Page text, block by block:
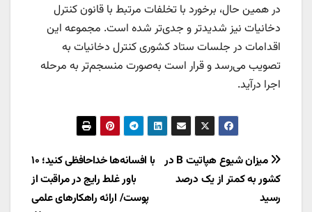
در همین حال، برخورد با تخلفات مرتبط با قانون کنترل
دخانیات نیز شدیدتر و جدی‌تر شده است. مجموعه این
اقدامات در جلسات ستاد کشوری کنترل دخانیات به
تصویب می‌رسد و قرار است به‌صورت منسجم‌تر به مرحله
اجرا درآید.
راهبری
نوشته
با افسانه‌ها خداحافظی کنید؛ ۱۰
باور غلط رایج در مراقبت از
پوست/ ارائه راهکارهای علمی
میزان شیوع هپاتیت B در
کشور به کمتر از یک درصد
رسید